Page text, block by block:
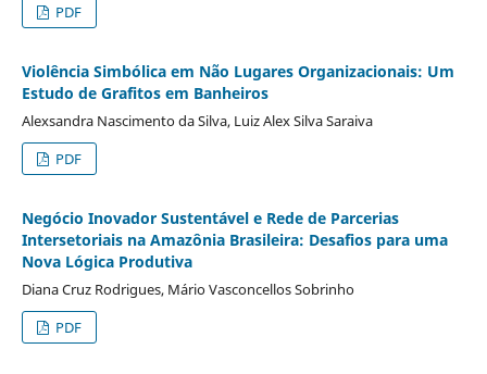
PDF
Violência Simbólica em Não Lugares Organizacionais: Um
Estudo de Grafitos em Banheiros
Alexsandra Nascimento da Silva, Luiz Alex Silva Saraiva
PDF
Negócio Inovador Sustentável e Rede de Parcerias
Intersetoriais na Amazônia Brasileira: Desafios para uma
Nova Lógica Produtiva
Diana Cruz Rodrigues, Mário Vasconcellos Sobrinho
PDF